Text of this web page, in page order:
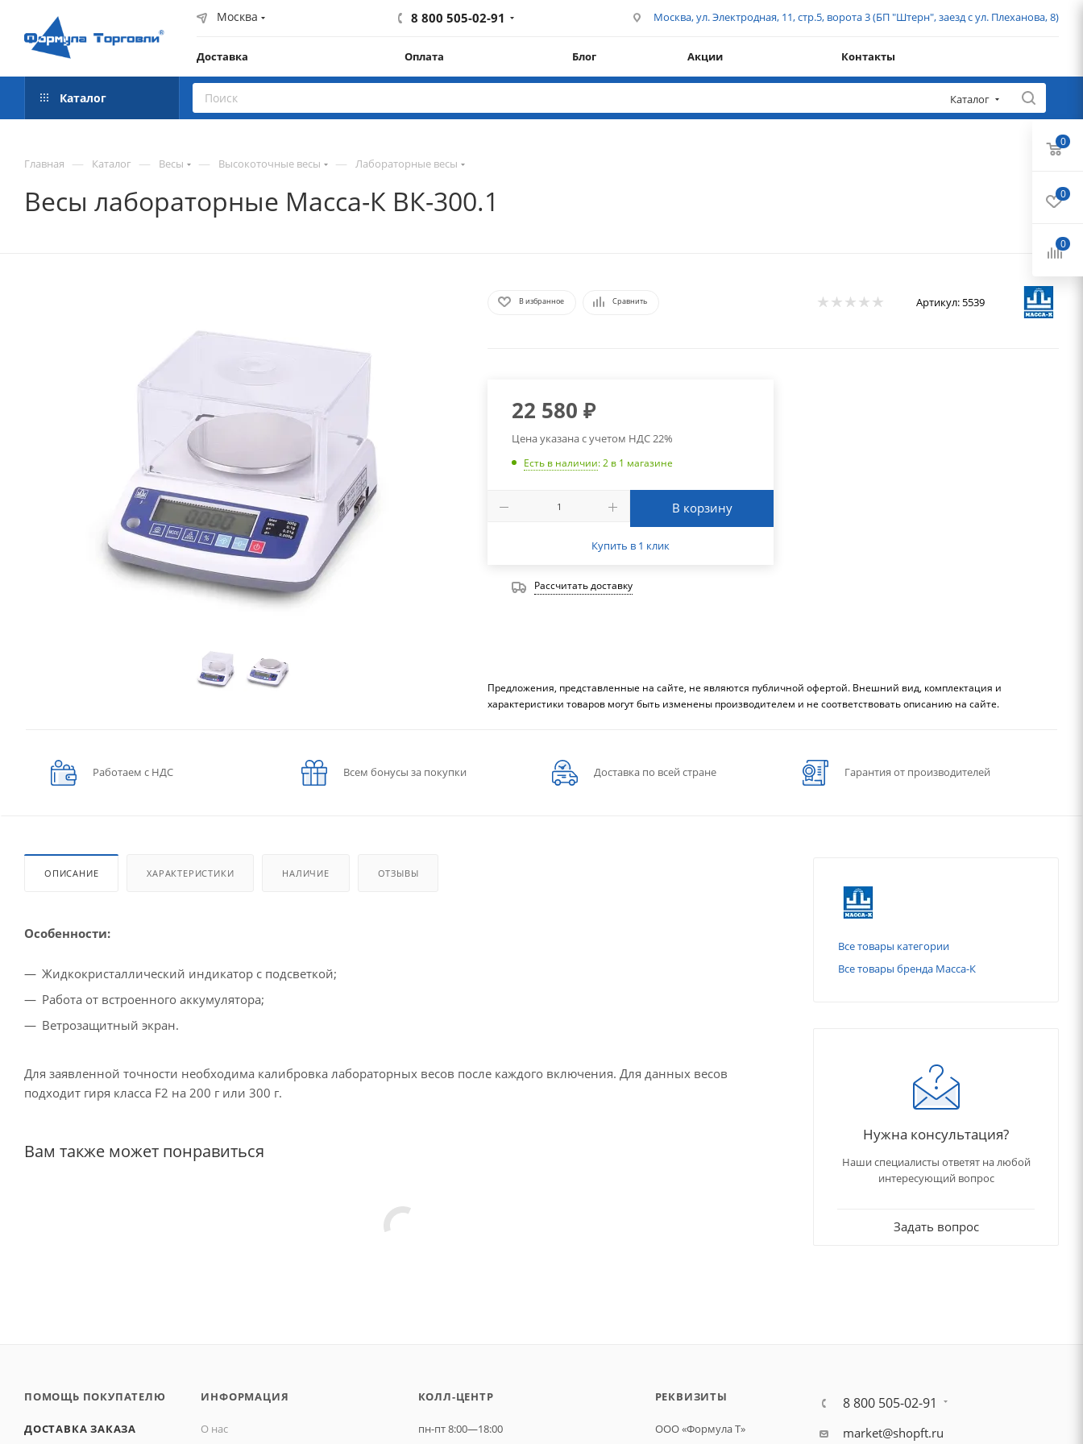
Москва 8 800 505-02-91 Москва, ул. Электродная, 11, стр.5, ворота 3 (БП "Штерн", заезд с ул. Плеханова, 8)
Доставка Оплата Блог Акции Контакты
Каталог Каталог
Главная — Каталог — Весы — Высокоточные весы — Лабораторные весы
Весы лабораторные Масса-К ВК-300.1
В избранное Сравнить Артикул: 5539
22 580 ₽
Цена указана с учетом НДС 22%
Есть в наличии: 2 в 1 магазине
В корзину
Купить в 1 клик
Рассчитать доставку
Предложения, представленные на сайте, не являются публичной офертой. Внешний вид, комплектация и
характеристики товаров могут быть изменены производителем и не соответствовать описанию на сайте.
Работаем с НДС Всем бонусы за покупки Доставка по всей стране Гарантия от производителей
ОПИСАНИЕ ХАРАКТЕРИСТИКИ НАЛИЧИЕ ОТЗЫВЫ
Особенности:
Жидкокристаллический индикатор с подсветкой;
Работа от встроенного аккумулятора;
Ветрозащитный экран.
Для заявленной точности необходима калибровка лабораторных весов после каждого включения. Для данных весов
подходит гиря класса F2 на 200 г или 300 г.
Вам также может понравиться
Все товары категории
Все товары бренда Масса-К
Нужна консультация?
Наши специалисты ответят на любой
интересующий вопрос
Задать вопрос
ПОМОЩЬ ПОКУПАТЕЛЮ
ДОСТАВКА ЗАКАЗА
ИНФОРМАЦИЯ
О нас
КОЛЛ-ЦЕНТР
пн-пт 8:00—18:00
РЕКВИЗИТЫ
ООО «Формула Т»
8 800 505-02-91
market@shopft.ru
0
0
0